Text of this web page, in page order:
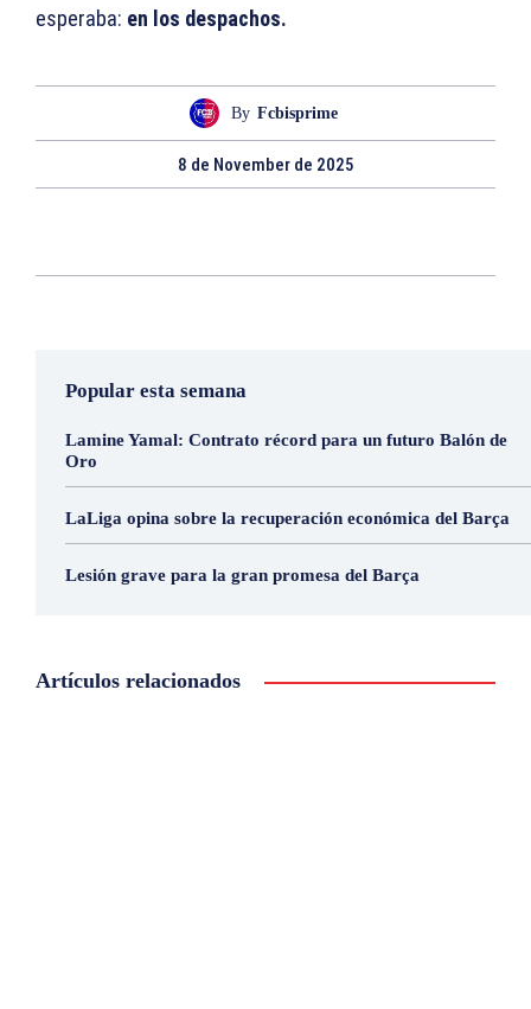
esperaba: en los despachos.
By Fcbisprime
8 de November de 2025
Popular esta semana
Lamine Yamal: Contrato récord para un futuro Balón de
Oro
LaLiga opina sobre la recuperación económica del Barça
Lesión grave para la gran promesa del Barça
Artículos relacionados